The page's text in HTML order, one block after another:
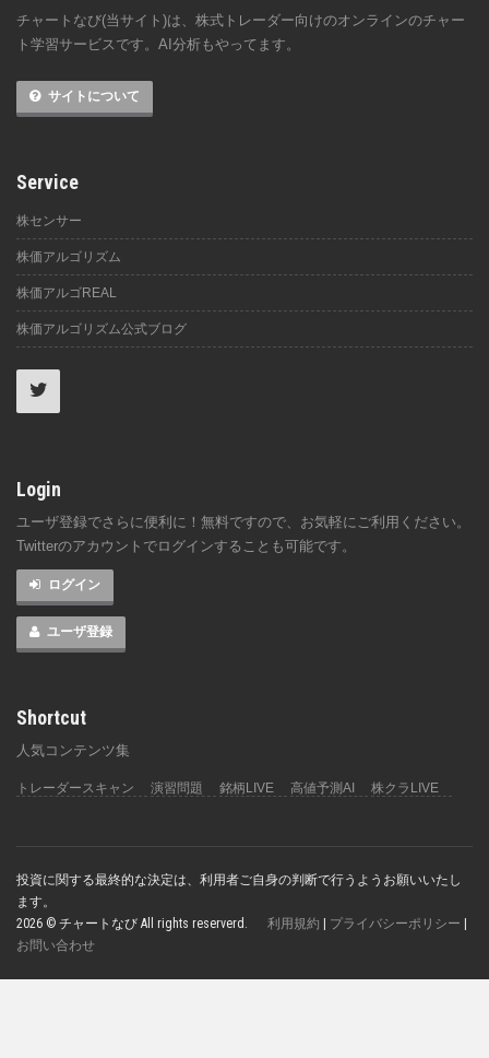
チャートなび(当サイト)は、株式トレーダー向けのオンラインのチャー
ト学習サービスです。AI分析もやってます。
サイトについて
Service
株センサー
株価アルゴリズム
株価アルゴREAL
株価アルゴリズム公式ブログ
Login
ユーザ登録でさらに便利に！無料ですので、お気軽にご利用ください。
Twitterのアカウントでログインすることも可能です。
ログイン
ユーザ登録
Shortcut
人気コンテンツ集
トレーダースキャン 演習問題 銘柄LIVE 高値予測AI 株クラLIVE
投資に関する最終的な決定は、利用者ご自身の判断で行うようお願いいたし
ます。
2026 © チャートなび All rights reserverd. 利用規約 | プライバシーポリシー |
お問い合わせ